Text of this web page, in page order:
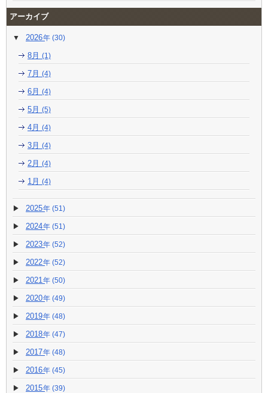
アーカイブ
2026 (30)
8月 (1)
7月 (4)
6月 (4)
5月 (5)
4月 (4)
3月 (4)
2月 (4)
1月 (4)
2025 (51)
2024 (51)
2023 (52)
2022 (52)
2021 (50)
2020 (49)
2019 (48)
2018 (47)
2017 (48)
2016 (45)
2015 (39)